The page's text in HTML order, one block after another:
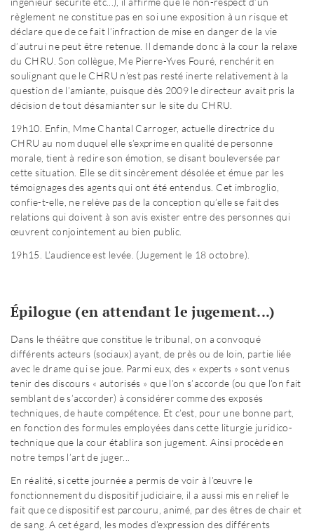
règlement ne constitue pas en soi une exposition à un risque et
déclare que de ce fait l’infraction de mise en danger de la vie
d’autrui ne peut être retenue. Il demande donc à la cour la relaxe
du CHRU. Son collègue, Me Pierre-Yves Fouré, renchérit en
soulignant que le CHRU n’est pas resté inerte relativement à la
question de l’amiante, puisque dès 2009 le directeur avait pris la
décision de tout désamianter sur le site du CHRU.
19h10. Enfin, Mme Chantal Carroger, actuelle directrice du
CHRU au nom duquel elle s’exprime en qualité de personne
morale, tient à redire son émotion, se disant bouleversée par
cette situation. Elle se dit sincèrement désolée et émue par les
témoignages des agents qui ont été entendus. Cet imbroglio,
confie-t-elle, ne relève pas de la conception qu’elle se fait des
relations qui doivent à son avis exister entre des personnes qui
œuvrent conjointement au bien public.
19h15. L’audience est levée. (Jugement le 18 octobre).
Épilogue (en attendant le jugement...)
Dans le théâtre que constitue le tribunal, on a convoqué
différents acteurs (sociaux) ayant, de près ou de loin, partie liée
avec le drame qui se joue. Parmi eux, des « experts » sont venus
tenir des discours « autorisés » que l’on s’accorde (ou que l’on fait
semblant de s’accorder) à considérer comme des exposés
techniques, de haute compétence. Et c’est, pour une bonne part,
en fonction des formules employées dans cette liturgie juridico-
technique que la cour établira son jugement. Ainsi procède en
notre temps l’art de juger...
En réalité, si cette journée a permis de voir à l’œuvre le
fonctionnement du dispositif judiciaire, il a aussi mis en relief le
fait que ce dispositif est parcouru, animé, par des êtres de chair et
de sang. A cet égard, les modes d’expression des différents